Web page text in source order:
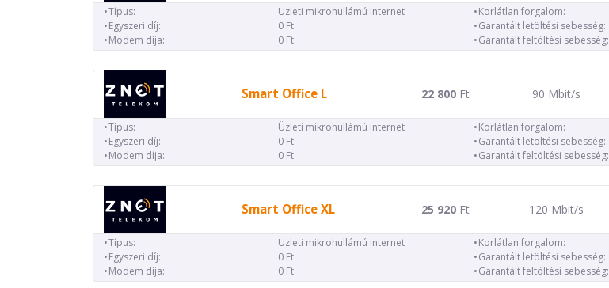
Típus:
Üzleti mikrohullámú internet
Egyszeri díj:
0 Ft
Modem díja:
0 Ft
Korlátlan forgalom:
Garantált letöltési sebesség:
Garantált feltöltési sebesség:
Smart Office L 22 800Ft 90 Mbit/s
Típus:
Üzleti mikrohullámú internet
Egyszeri díj:
0 Ft
Modem díja:
0 Ft
Korlátlan forgalom:
Garantált letöltési sebesség:
Garantált feltöltési sebesség:
Smart Office XL 25 920Ft 120 Mbit/s
Típus:
Üzleti mikrohullámú internet
Egyszeri díj:
0 Ft
Modem díja:
0 Ft
Korlátlan forgalom:
Garantált letöltési sebesség:
Garantált feltöltési sebesség: